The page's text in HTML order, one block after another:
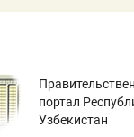
портал
Узбекистан